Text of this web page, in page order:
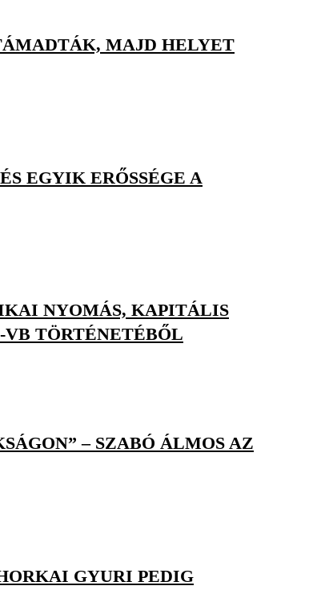
MAJD HELYET
EGYIK ERŐSSÉGE A
NYOMÁS, KAPITÁLIS
TÖRTÉNETÉBŐL
– SZABÓ ÁLMOS AZ
GYURI PEDIG